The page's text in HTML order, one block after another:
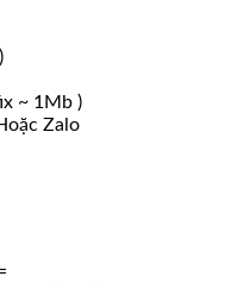
~ 1Mb )
Zalo